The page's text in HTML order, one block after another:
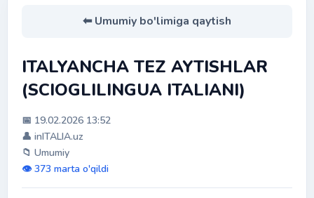
⬅ Umumiy bo'limiga qaytish
ITALYANCHA TEZ AYTISHLAR
(SCIOGLILINGUA ITALIANI)
📅 19.02.2026 13:52
👤 inITALIA.uz
📁 Umumiy
👁️ 373 marta o'qildi